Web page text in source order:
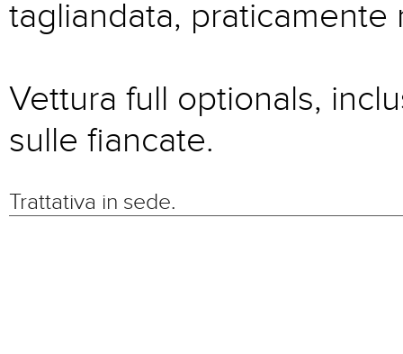
tagliandata, praticamente
Vettura full optionals,
sulle fiancate.
Trattativa in sede.